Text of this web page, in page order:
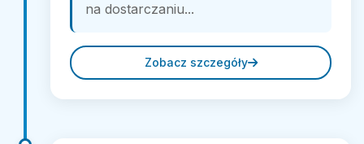
na dostarczaniu...
Zobacz szczegóły